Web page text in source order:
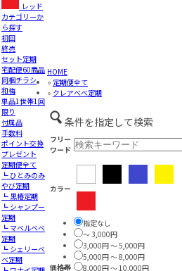
レッド
カテゴリーか
ら探す
初回
終売
セット定期
宅配便60商品
同梱チラシ
和梅
単品1世帯1回
限り
付属品
手数料
ポイント交換
プレゼント
定期便全て
┗ ひとみのみ
やび定期
┗ 黒椿定期
┗ シャンプー
定期
┗ マベルベベ
定期
┗ シェリーべ
べ定期
HOME
» 定期便全て
» クレアべべ定期
条件を指定して検索
フリー
ワード
カラー
価格帯
指定なし
～ 3,000円
3,000円 ～ 5,000円
5,000円 ～ 8,000円
8,000円 ～ 10,000円